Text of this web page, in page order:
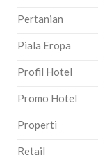
Pertanian
Piala Eropa
Profil Hotel
Promo Hotel
Properti
Retail